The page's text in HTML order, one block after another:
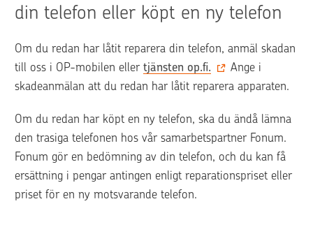
din telefon eller köpt en ny telefon
Om du redan har låtit reparera din telefon, anmäl skadan
till oss i OP-mobilen eller tjänsten op.fi.
Ange i
skadeanmälan att du redan har låtit reparera apparaten.
Om du redan har köpt en ny telefon, ska du ändå lämna
den trasiga telefonen hos vår samarbetspartner Fonum.
Fonum gör en bedömning av din telefon, och du kan få
ersättning i pengar antingen enligt reparationspriset eller
priset för en ny motsvarande telefon.